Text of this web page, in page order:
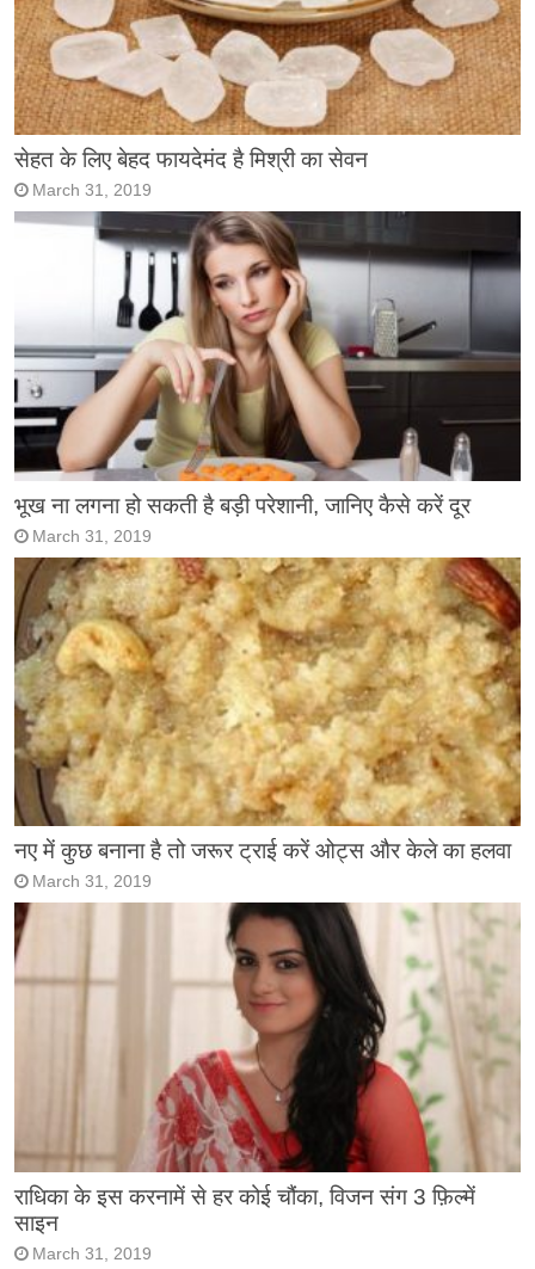
सेहत के लिए बेहद फायदेमंद है मिश्री का सेवन
March 31, 2019
भूख ना लगना हो सकती है बड़ी परेशानी, जानिए कैसे करें दूर
March 31, 2019
नए में कुछ बनाना है तो जरूर ट्राई करें ओट्स और केले का हलवा
March 31, 2019
राधिका के इस करनामें से हर कोई चौंका, विजन संग 3 फ़िल्में
साइन
March 31, 2019